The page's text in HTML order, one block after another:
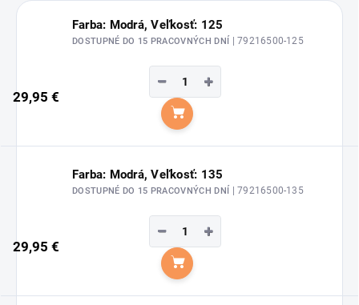
Farba: Modrá, Veľkosť: 125
DOSTUPNÉ DO 15 PRACOVNÝCH DNÍ | 79216500-125
29,95 €
+
−
Do košíka
Farba: Modrá, Veľkosť: 135
DOSTUPNÉ DO 15 PRACOVNÝCH DNÍ | 79216500-135
29,95 €
+
−
Do košíka